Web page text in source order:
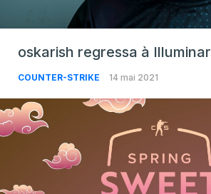
oskarish regressa à Illuminar
COUNTER-STRIKE 14 mai 2021